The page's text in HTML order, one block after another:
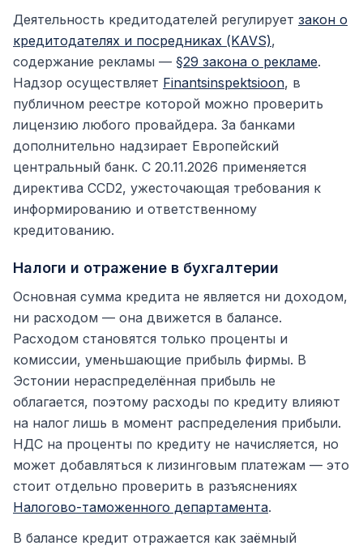
Деятельность кредитодателей регулирует закон о
кредитодателях и посредниках (KAVS),
содержание рекламы — §29 закона о рекламе.
Надзор осуществляет Finantsinspektsioon, в
публичном реестре которой можно проверить
лицензию любого провайдера. За банками
дополнительно надзирает Европейский
центральный банк. С 20.11.2026 применяется
директива CCD2, ужесточающая требования к
информированию и ответственному
кредитованию.
Налоги и отражение в бухгалтерии
Основная сумма кредита не является ни доходом,
ни расходом — она движется в балансе.
Расходом становятся только проценты и
комиссии, уменьшающие прибыль фирмы. В
Эстонии нераспределённая прибыль не
облагается, поэтому расходы по кредиту влияют
на налог лишь в момент распределения прибыли.
НДС на проценты по кредиту не начисляется, но
может добавляться к лизинговым платежам — это
стоит отдельно проверить в разъяснениях
Налогово-таможенного департамента.
В балансе кредит отражается как заёмный